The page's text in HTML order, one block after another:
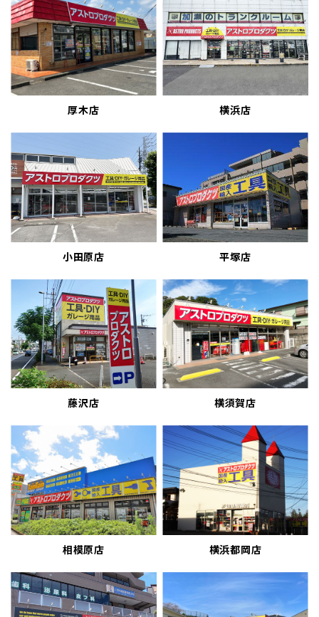
厚木店 横浜店
小田原店 平塚店
藤沢店 横須賀店
相模原店 横浜都岡店